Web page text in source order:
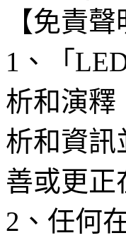
【免責聲
1、「
析和演釋
析和資訊
善或更正
2、任何